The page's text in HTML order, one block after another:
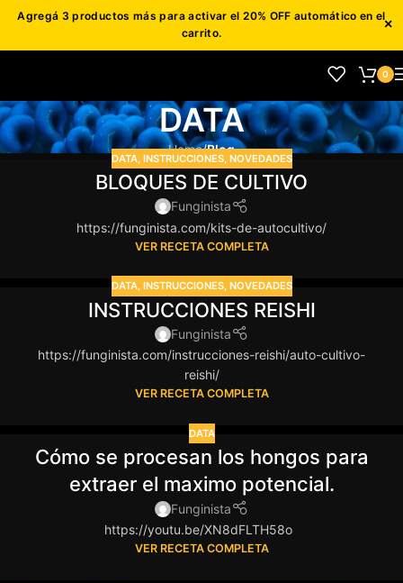
Agregá 3 productos más para activar el 20% OFF automático en el
carrito.
×
Skip to navigation
0
DATA
Home/Blog
DATA, INSTRUCCIONES, NOVEDADES
BLOQUES DE CULTIVO
Funginista
https://funginista.com/kits-de-autocultivo/
VER RECETA COMPLETA
DATA, INSTRUCCIONES, NOVEDADES
INSTRUCCIONES REISHI
Funginista
https://funginista.com/instrucciones-reishi/auto-cultivo-
reishi/
VER RECETA COMPLETA
DATA
Cómo se procesan los hongos para
extraer el maximo potencial.
Funginista
https://youtu.be/XN8dFLTH58o
VER RECETA COMPLETA